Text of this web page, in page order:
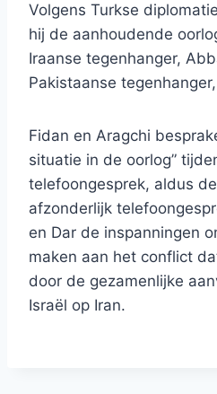
Volgens Turkse
hij de aanhoudende
Iraanse tegenhanger,
Pakistaanse
Fidan en Aragchi
situatie in de oorlog”
telefoongesprek, aldus
afzonderlijk
en Dar de inspanningen
maken aan het conflict
door de gezamenlijke
Israël op Iran.